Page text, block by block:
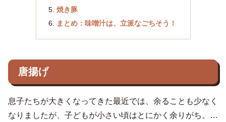
焼き豚
まとめ：味噌汁は、立派なごちそう！
唐揚げ
息子たちが大きくなってきた最近では、余ることも少なく
なりましたが、子どもが小さい頃はとにかく余りがち。…